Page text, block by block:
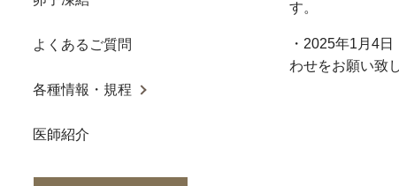
よくあるご質問
各種情報・規程
医師紹介
す。
・2025年1月4
わせをお願い致